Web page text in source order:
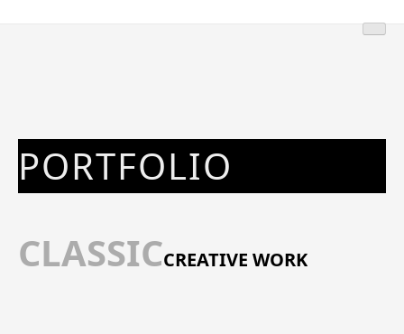
PORTFOLIO
CLASSICCREATIVE WORK